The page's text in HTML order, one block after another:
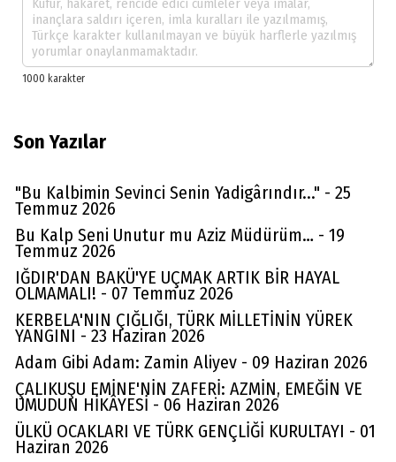
Son Yazılar
"Bu Kalbimin Sevinci Senin Yadigârındır..." - 25
Temmuz 2026
Bu Kalp Seni Unutur mu Aziz Müdürüm… - 19
Temmuz 2026
IĞDIR'DAN BAKÜ'YE UÇMAK ARTIK BİR HAYAL
OLMAMALI! - 07 Temmuz 2026
KERBELA'NIN ÇIĞLIĞI, TÜRK MİLLETİNİN YÜREK
YANGINI - 23 Haziran 2026
Adam Gibi Adam: Zamin Aliyev - 09 Haziran 2026
ÇALIKUŞU EMİNE'NİN ZAFERİ: AZMİN, EMEĞİN VE
UMUDUN HİKÂYESİ - 06 Haziran 2026
ÜLKÜ OCAKLARI VE TÜRK GENÇLİĞİ KURULTAYI - 01
Haziran 2026